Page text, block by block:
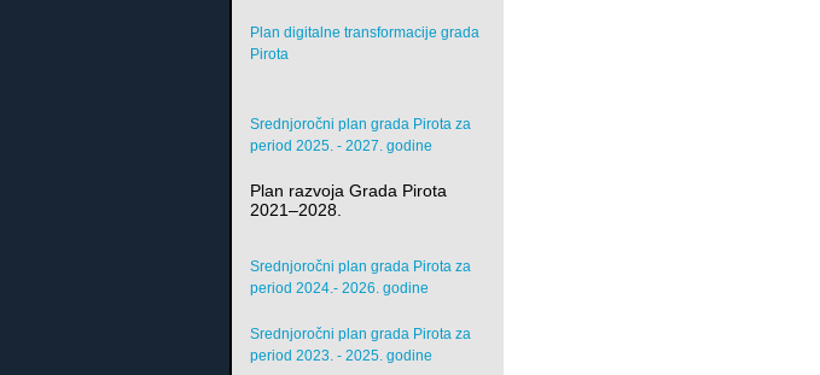
Plan digitalne transformacije grada
Pirota
Srednjoročni plan grada Pirota za
period 2025. - 2027. godine
Plan razvoja Grada Pirota
2021–2028.
Srednjoročni plan grada Pirota za
period 2024.- 2026. godine
Srednjoročni plan grada Pirota za
period 2023. - 2025. godine